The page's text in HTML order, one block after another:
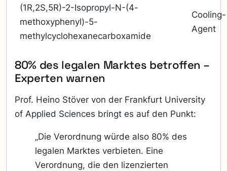
(1R,2S,5R)-2-Isopropyl-N-(4-
methoxyphenyl)-5-
methylcyclohexanecarboxamide
Cooling-
Agent
80% des legalen Marktes betroffen –
Experten warnen
Prof. Heino Stöver von der Frankfurt University
of Applied Sciences bringt es auf den Punkt:
„Die Verordnung würde also 80% des
legalen Marktes verbieten. Eine
Verordnung, die den lizenzierten